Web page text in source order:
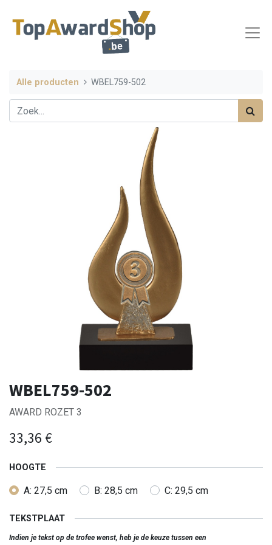
Alle producten WBEL759-502
WBEL759-502
AWARD ROZET 3
33,36 €
HOOGTE
A: 27,5 cm B: 28,5 cm C: 29,5 cm
TEKSTPLAAT
Indien je tekst op de trofee wenst, heb je de keuze tussen een